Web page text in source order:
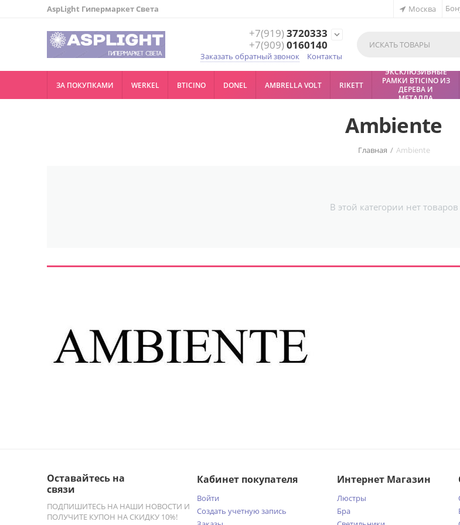
AspLight Гипермаркет Света Москва
+7(919)3720333
+7(909)0160140
expand_more
Заказать обратный звонок Контакты
ЗА ПОКУПКАМИ WERKEL BTICINO DONEL AMBRELLA VOLT RIKETT
ЭКСКЛЮЗИВНЫЕ
РАМКИ BTICINO ИЗ
ДЕРЕВА И
МЕТАЛЛА
Ambiente
Главная / Ambiente
В этой категории нет товаров
Оставайтесь на
связи
ПОДПИШИТЕСЬ НА НАШИ НОВОСТИ И
ПОЛУЧИТЕ КУПОН НА СКИДКУ 10%!
Кабинет покупателя
Войти
Создать учетную запись
Интернет Магазин
Люстры
Бра